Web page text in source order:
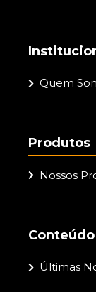
Quem
Produtos
Nossos
Conteúdo
Últimas